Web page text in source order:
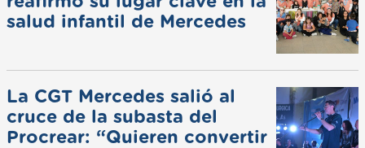
salud infantil de Mercedes
La CGT Mercedes salió al
cruce de la subasta del
Procrear: “Quieren convertir